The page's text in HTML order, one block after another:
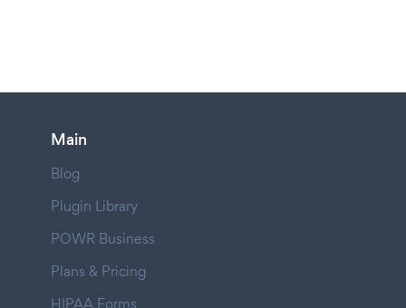
Main
Blog
Plugin Library
POWR Business
Plans & Pricing
HIPAA Forms